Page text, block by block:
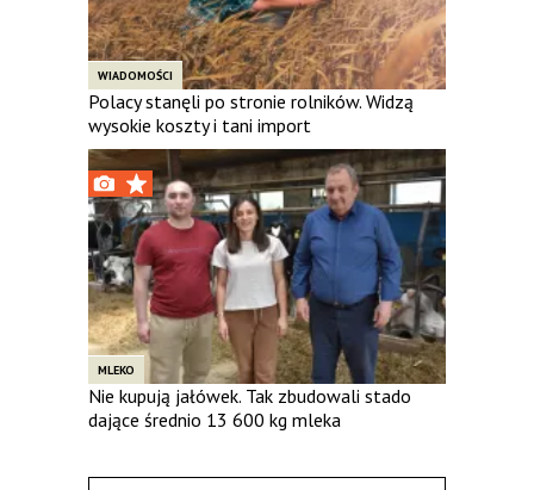
WIADOMOŚCI
Polacy stanęli po stronie rolników. Widzą
wysokie koszty i tani import
MLEKO
Nie kupują jałówek. Tak zbudowali stado
dające średnio 13 600 kg mleka